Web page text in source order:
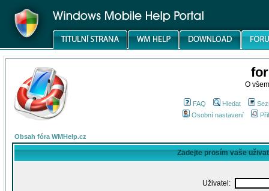
O
FAQ Hledat
Osobní nastavení
Obsah fóra WMHelp.cz
Zadejte prosím vaše
Uživatel: